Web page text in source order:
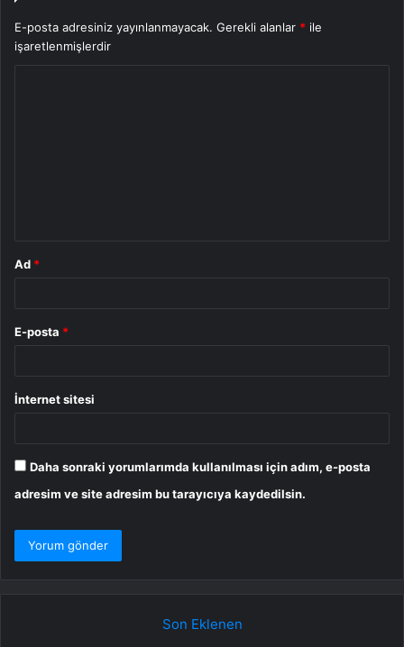
E-posta adresiniz yayınlanmayacak. Gerekli alanlar * ile
işaretlenmişlerdir
Ad *
E-posta *
İnternet sitesi
Daha sonraki yorumlarımda kullanılması için adım, e-posta
adresim ve site adresim bu tarayıcıya kaydedilsin.
Son Eklenen